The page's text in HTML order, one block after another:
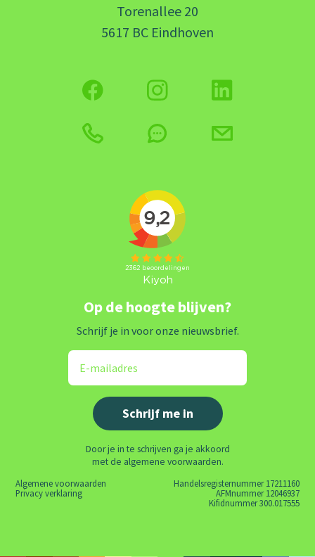
Torenallee 20
5617 BC Eindhoven
Op de hoogte blijven?
Schrijf je in voor onze nieuwsbrief.
Door je in te schrijven ga je akkoord
met de algemene voorwaarden.
Algemene voorwaarden
Privacy verklaring
Handelsregisternummer 17211160
AFMnummer 12046937
Kifidnummer 300.017555